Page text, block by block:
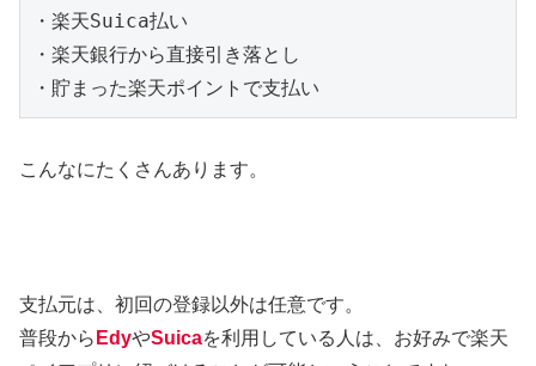
・楽天Suica払い
・楽天銀行から直接引き落とし
・貯まった楽天ポイントで支払い
こんなにたくさんあります。
支払元は、初回の登録以外は任意です。
普段から EdyやSuicaを利用している人は、お好みで楽天